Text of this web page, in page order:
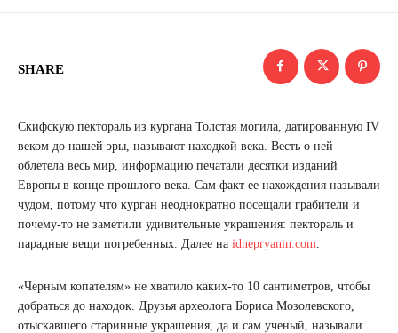
SHARE
Скифскую пектораль из кургана Толстая могила, датированную IV
веком до нашей эры, называют находкой века. Весть о ней
облетела весь мир, информацию печатали десятки изданий
Европы в конце прошлого века. Сам факт ее нахождения называли
чудом, потому что курган неоднократно посещали грабители и
почему-то не заметили удивительные украшения: пектораль и
парадные вещи погребенных. Далее на idnepryanin.com
«Черным копателям» не хватило каких-то 10 сантиметров, чтобы
добраться до находок. Друзья археолога Бориса Мозолевского,
отыскавшего старинные украшения, да и сам ученый, называли